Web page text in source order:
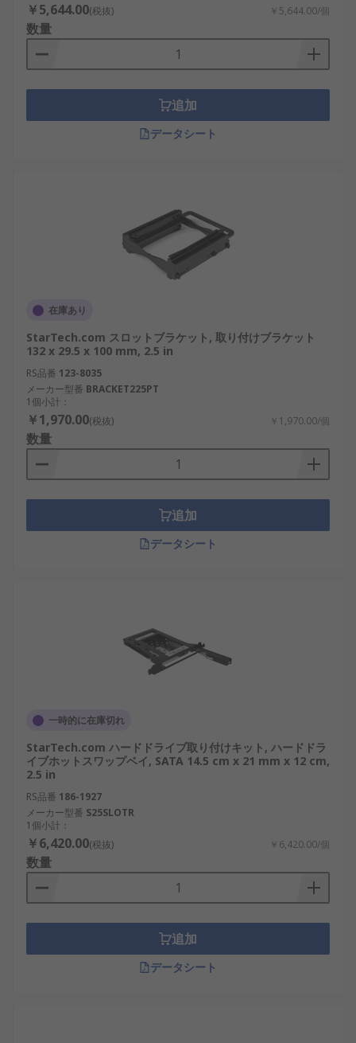
￥5,644.00(税抜) ￥5,644.00/個
数量
追加
データシート
在庫あり
StarTech.com スロットブラケット, 取り付けブラケット
132 x 29.5 x 100 mm, 2.5 in
RS品番 123-8035
メーカー型番 BRACKET225PT
1個小計：
￥1,970.00(税抜) ￥1,970.00/個
数量
追加
データシート
一時的に在庫切れ
StarTech.com ハードドライブ取り付けキット, ハードドラ
イブホットスワップベイ, SATA 14.5 cm x 21 mm x 12 cm,
2.5 in
RS品番 186-1927
メーカー型番 S25SLOTR
1個小計：
￥6,420.00(税抜) ￥6,420.00/個
数量
追加
データシート